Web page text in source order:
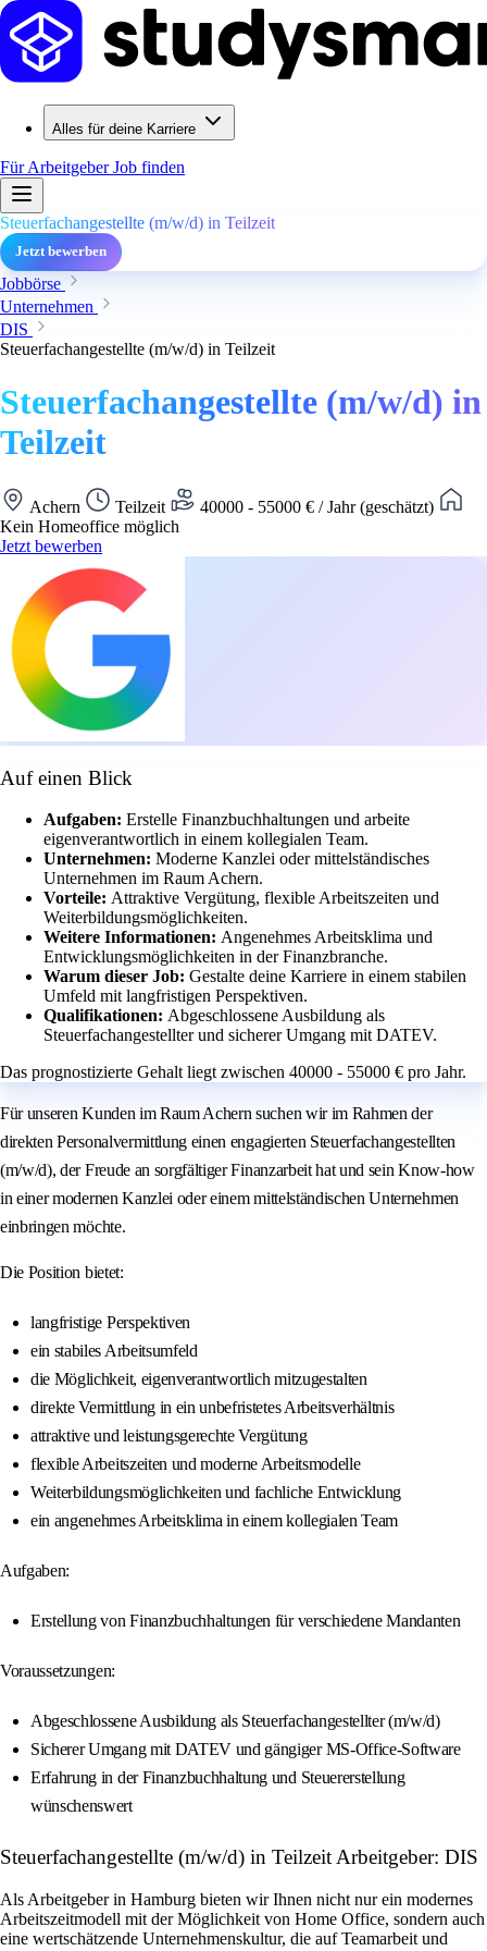
Alles für deine Karriere
Für ArbeitgeberJob finden
Steuerfachangestellte (m/w/d) in Teilzeit
Jetzt bewerben
Jobbörse
Unternehmen
DIS
Steuerfachangestellte (m/w/d) in Teilzeit
Steuerfachangestellte (m/w/d) in
Teilzeit
Achern Teilzeit
40000 - 55000 € / Jahr (geschätzt)
Kein Homeoffice möglich
Jetzt bewerben
Auf einen Blick
Aufgaben: Erstelle Finanzbuchhaltungen und arbeite
eigenverantwortlich in einem kollegialen Team.
Unternehmen: Moderne Kanzlei oder mittelständisches
Unternehmen im Raum Achern.
Vorteile: Attraktive Vergütung, flexible Arbeitszeiten und
Weiterbildungsmöglichkeiten.
Weitere Informationen: Angenehmes Arbeitsklima und
Entwicklungsmöglichkeiten in der Finanzbranche.
Warum dieser Job: Gestalte deine Karriere in einem stabilen
Umfeld mit langfristigen Perspektiven.
Qualifikationen: Abgeschlossene Ausbildung als
Steuerfachangestellter und sicherer Umgang mit DATEV.
Das prognostizierte Gehalt liegt zwischen 40000 - 55000 € pro Jahr.
Für unseren Kunden im Raum Achern suchen wir im Rahmen der
direkten Personalvermittlung einen engagierten Steuerfachangestellten
(m/w/d), der Freude an sorgfältiger Finanzarbeit hat und sein Know-how
in einer modernen Kanzlei oder einem mittelständischen Unternehmen
einbringen möchte.
Die Position bietet:
langfristige Perspektiven
ein stabiles Arbeitsumfeld
die Möglichkeit, eigenverantwortlich mitzugestalten
direkte Vermittlung in ein unbefristetes Arbeitsverhältnis
attraktive und leistungsgerechte Vergütung
flexible Arbeitszeiten und moderne Arbeitsmodelle
Weiterbildungsmöglichkeiten und fachliche Entwicklung
ein angenehmes Arbeitsklima in einem kollegialen Team
Aufgaben:
Erstellung von Finanzbuchhaltungen für verschiedene Mandanten
Voraussetzungen:
Abgeschlossene Ausbildung als Steuerfachangestellter (m/w/d)
Sicherer Umgang mit DATEV und gängiger MS-Office-Software
Erfahrung in der Finanzbuchhaltung und Steuererstellung
wünschenswert
Steuerfachangestellte (m/w/d) in Teilzeit Arbeitgeber: DIS
Als Arbeitgeber in Hamburg bieten wir Ihnen nicht nur ein modernes
Arbeitszeitmodell mit der Möglichkeit von Home Office, sondern auch
eine wertschätzende Unternehmenskultur, die auf Teamarbeit und